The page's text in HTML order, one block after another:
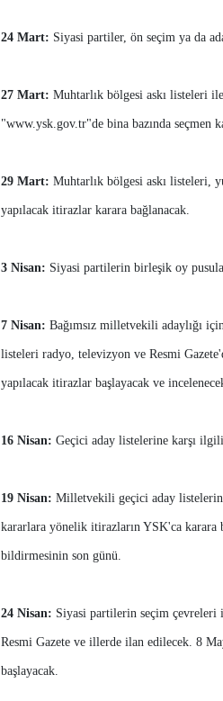
24 Mart: Siyasi partiler, ön seçim ya da
27 Mart: Muhtarlık bölgesi askı listeleri
"www.ysk.gov.tr"de bina bazında seçmen
29 Mart: Muhtarlık bölgesi askı listeleri,
yapılacak itirazlar karara bağlanacak.
3 Nisan: Siyasi partilerin birleşik oy
7 Nisan: Bağımsız milletvekili adaylığı
listeleri radyo, televizyon ve Resmi
yapılacak itirazlar başlayacak ve
16 Nisan: Geçici aday listelerine karşı
19 Nisan: Milletvekili geçici aday
kararlara yönelik itirazların YSK'ca karara
bildirmesinin son günü.
24 Nisan: Siyasi partilerin seçim çevreleri
Resmi Gazete ve illerde ilan edilecek. 8
başlayacak.